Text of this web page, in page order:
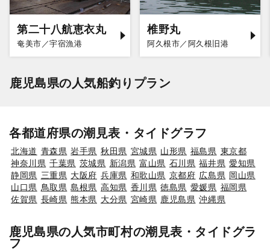
第二十八航恵衣丸
奄美市／宇宿漁港
椎野丸
阿久根市／阿久根旧港
鹿児島県の人気船釣りプラン
各都道府県の潮見表・タイドグラフ
北海道 青森県 岩手県 秋田県 宮城県 山形県 福島県 東京都
神奈川県 千葉県 茨城県 新潟県 富山県 石川県 福井県 愛知県
静岡県 三重県 大阪府 兵庫県 和歌山県 京都府 広島県 岡山県
山口県 鳥取県 島根県 高知県 香川県 徳島県 愛媛県 福岡県
佐賀県 長崎県 熊本県 大分県 宮崎県 鹿児島県 沖縄県
鹿児島県の人気市町村の潮見表・タイドグラ
フ